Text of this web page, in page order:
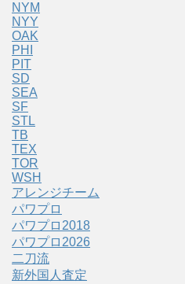
NYM
NYY
OAK
PHI
PIT
SD
SEA
SF
STL
TB
TEX
TOR
WSH
アレンジチーム
パワプロ
パワプロ2018
パワプロ2026
二刀流
新外国人査定